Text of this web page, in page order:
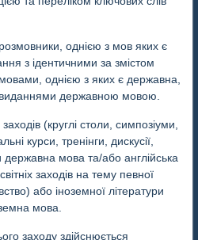
однією з мов яких є
з ідентичними за змістом
однією з яких є державна,
державною мовою.
(круглі столи, симпозіуми,
курси, тренінги, дискусії,
мова та/або англійська
заходів на тему певної
або іноземної літератури
мова.
заходу здійснюється